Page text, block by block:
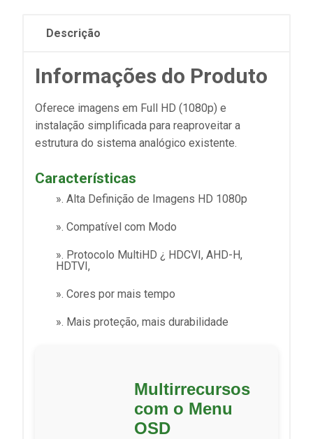
Descrição
Informações do Produto
Oferece imagens em Full HD (1080p) e
instalação simplificada para reaproveitar a
estrutura do sistema analógico existente.
Características
». Alta Definição de Imagens HD 1080p
». Compatível com Modo
». Protocolo MultiHD ¿ HDCVI, AHD-H,
HDTVI,
». Cores por mais tempo
». Mais proteção, mais durabilidade
Multirrecursos
com o Menu
OSD